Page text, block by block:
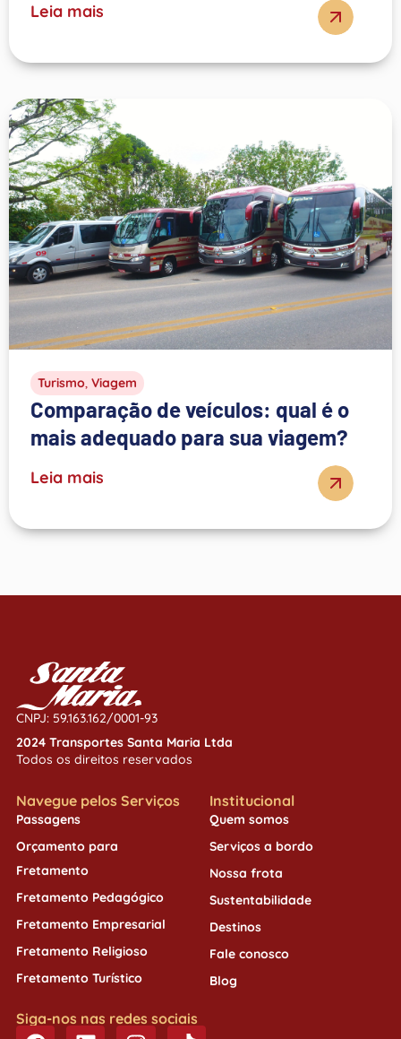
Leia mais
Turismo, Viagem
Comparação de veículos: qual é o
mais adequado para sua viagem?
Leia mais
CNPJ: 59.163.162/0001-93
2024 Transportes Santa Maria Ltda
Todos os direitos reservados
Navegue pelos Serviços
Passagens
Orçamento para
Fretamento
Fretamento Pedagógico
Fretamento Empresarial
Fretamento Religioso
Fretamento Turístico
Institucional
Quem somos
Serviços a bordo
Nossa frota
Sustentabilidade
Destinos
Fale conosco
Blog
Siga-nos nas redes sociais